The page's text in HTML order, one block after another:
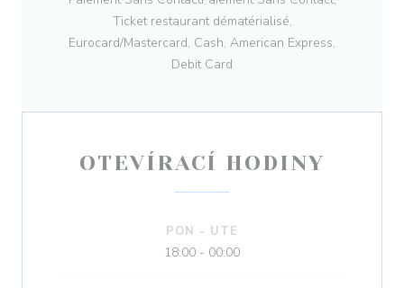
Ticket restaurant dématérialisé,
Eurocard/Mastercard, Cash, American Express,
Debit Card
OTEVÍRACÍ HODINY
PON - UTE
18:00 - 00:00